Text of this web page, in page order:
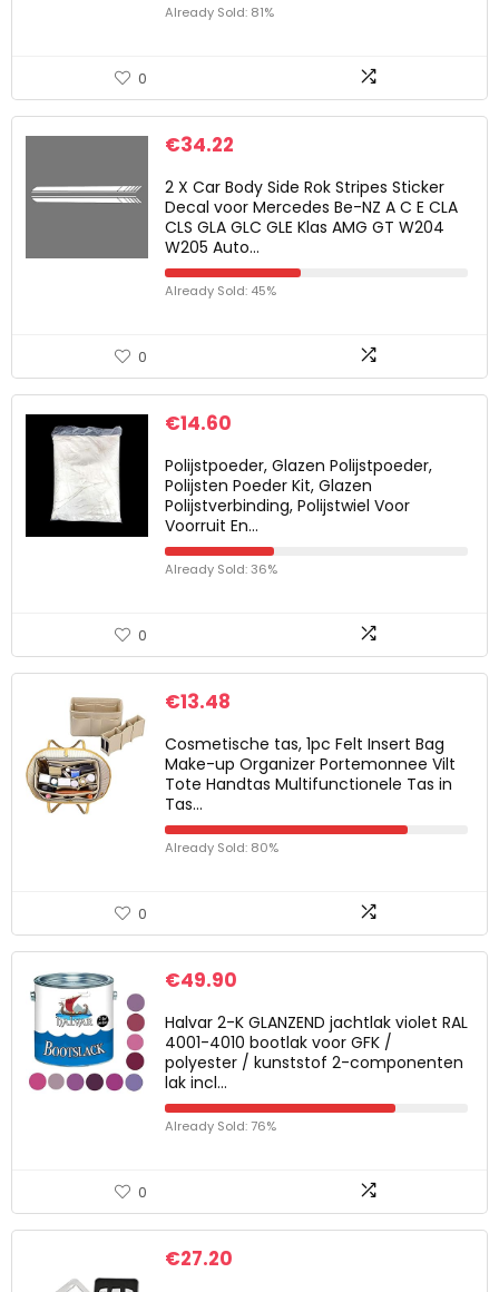
Already Sold: 81%
0
€34.22
2 X Car Body Side Rok Stripes Sticker
Decal voor Mercedes Be-NZ A C E CLA
CLS GLA GLC GLE Klas AMG GT W204
W205 Auto…
Already Sold: 45%
0
€14.60
Polijstpoeder, Glazen Polijstpoeder,
Polijsten Poeder Kit, Glazen
Polijstverbinding, Polijstwiel Voor
Voorruit En…
Already Sold: 36%
0
€13.48
Cosmetische tas, 1pc Felt Insert Bag
Make-up Organizer Portemonnee Vilt
Tote Handtas Multifunctionele Tas in
Tas…
Already Sold: 80%
0
€49.90
Halvar 2-K GLANZEND jachtlak violet RAL
4001-4010 bootlak voor GFK /
polyester / kunststof 2-componenten
lak incl…
Already Sold: 76%
0
€27.20